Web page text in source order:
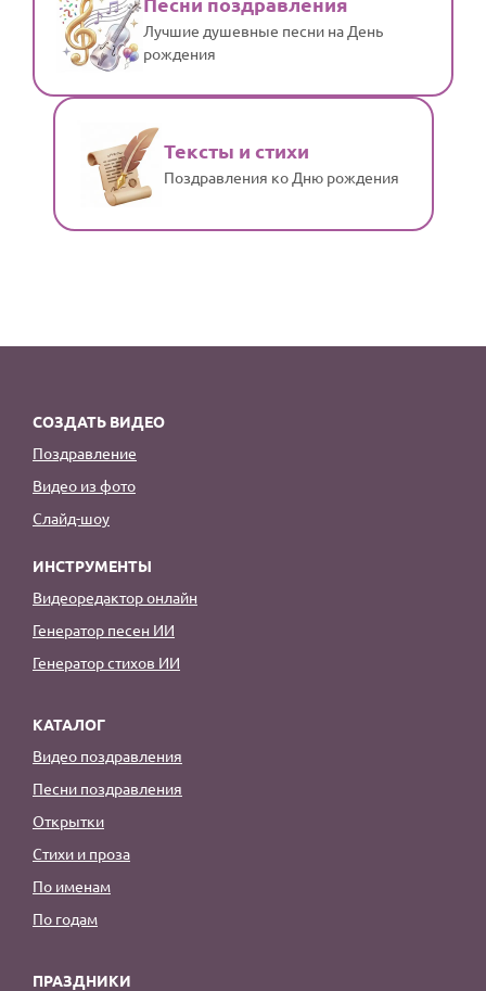
Лучшие душевные песни на День
рождения
Тексты и стихи
Поздравления ко Дню рождения
СОЗДАТЬ ВИДЕО
Поздравление
Видео из фото
Слайд-шоу
ИНСТРУМЕНТЫ
Видеоредактор онлайн
Генератор песен ИИ
Генератор стихов ИИ
КАТАЛОГ
Видео поздравления
Песни поздравления
Открытки
Стихи и проза
По именам
По годам
ПРАЗДНИКИ